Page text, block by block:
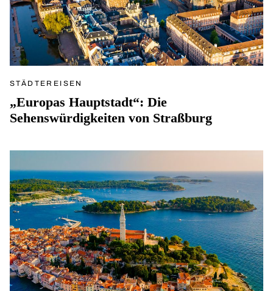
STÄDTEREISEN
„Europas Hauptstadt“: Die
Sehenswürdigkeiten von Straßburg